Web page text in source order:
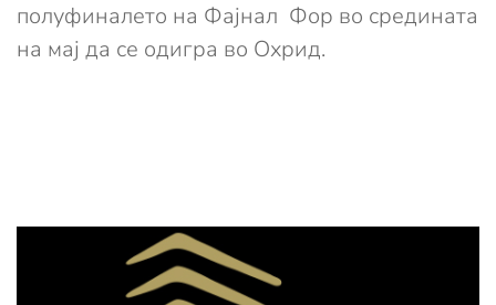
полуфиналето на Фајнал Фор во средината
на мај да се одигра во Охрид.